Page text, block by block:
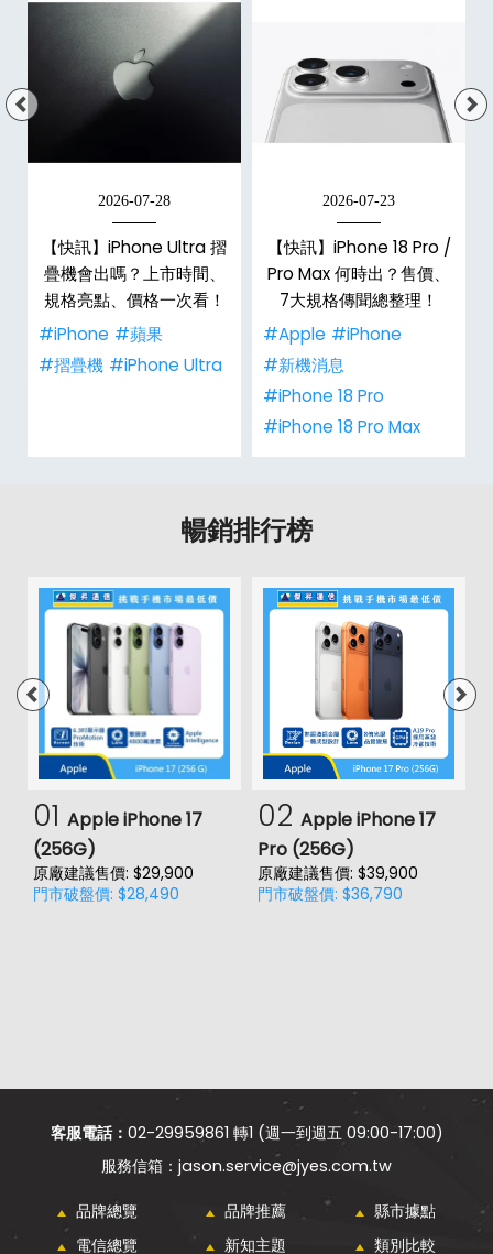
2026-07-28
【快訊】iPhone Ultra 摺
疊機會出嗎？上市時間、
規格亮點、價格一次看！
#iPhone #蘋果
#摺疊機 #iPhone Ultra
2026-07-23
【快訊】iPhone 18 Pro /
Pro Max 何時出？售價、
7大規格傳聞總整理！
#Apple #iPhone
#新機消息
#iPhone 18 Pro
#iPhone 18 Pro Max
暢銷排行榜
01 Apple iPhone 17
(256G)
原廠建議售價: $29,900
門市破盤價: $28,490
02 Apple iPhone 17
Pro (256G)
原廠建議售價: $39,900
門市破盤價: $36,790
客服電話： 02-29959861 轉1 (週一到週五 09:00-17:00)
jason.service@jyes.com.tw
品牌總覽 品牌推薦
縣市據點
電信總覽
新知主題 類別比較